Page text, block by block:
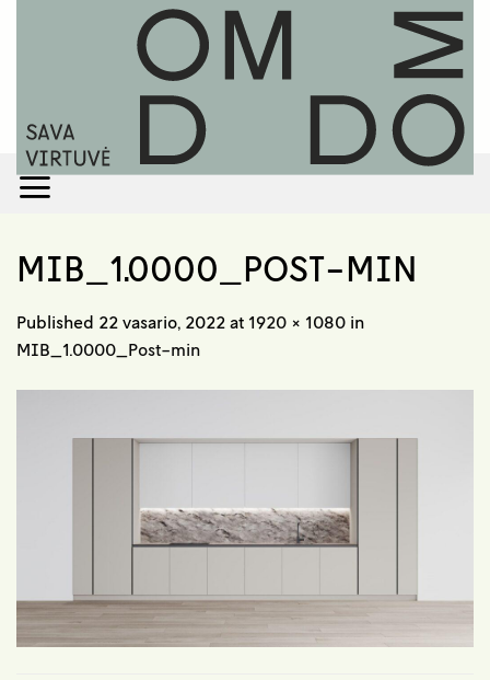
MIB_1.0000_POST-MIN
Published 22 vasario, 2022 at 1920 × 1080 in
MIB_1.0000_Post-min